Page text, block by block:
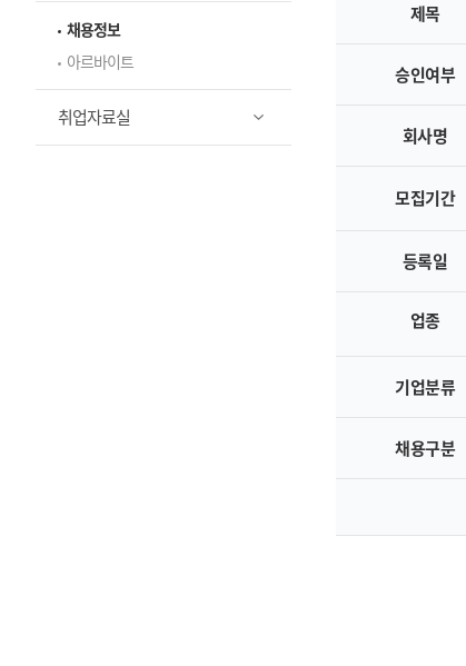
채용정보
아르바이트
취업자료실
제목
승인여부
회사명
모집기간
등록일
업종
기업분류
채용구분